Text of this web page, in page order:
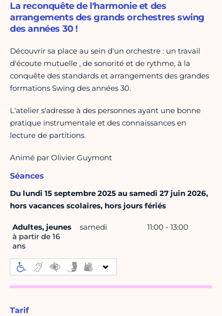
La reconquête de l'harmonie et des
arrangements des grands orchestres swing
des années 30 !
Découvrir sa place au sein d'un orchestre : un travail
d'écoute mutuelle , de sonorité et de rythme, à la
conquête des standards et arrangements des grandes
formations Swing des années 30.
L'atelier s'adresse à des personnes ayant une bonne
pratique instrumentale et des connaissances en
lecture de partitions.
Animé par Olivier Guymont
Séances
Du lundi 15 septembre 2025 au samedi 27 juin 2026,
hors vacances scolaires, hors jours fériés
Adultes, jeunes
à partir de 16
ans
samedi 11:00 - 13:00
Tarif